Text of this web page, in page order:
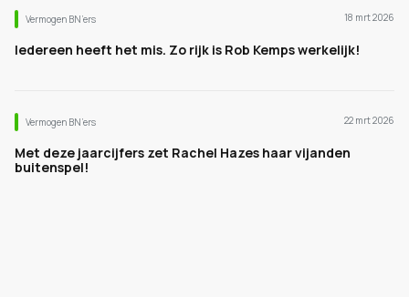
Vermogen BN’ers 18 mrt 2026
Iedereen heeft het mis. Zo rijk is Rob Kemps werkelijk!
Vermogen BN’ers 22 mrt 2026
Met deze jaarcijfers zet Rachel Hazes haar vijanden
buitenspel!